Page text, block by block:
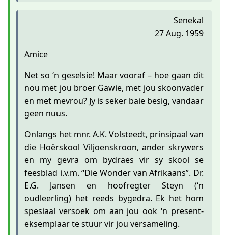
Senekal
27 Aug. 1959
Amice
Net so ‘n geselsie! Maar vooraf – hoe gaan dit
nou met jou broer Gawie, met jou skoonvader
en met mevrou? Jy is seker baie besig, vandaar
geen nuus.
Onlangs het mnr. A.K. Volsteedt, prinsipaal van
die Hoërskool Viljoenskroon, ander skrywers
en my gevra om bydraes vir sy skool se
feesblad i.v.m. “Die Wonder van Afrikaans”. Dr.
E.G. Jansen en hoofregter Steyn (‘n
oudleerling) het reeds bygedra. Ek het hom
spesiaal versoek om aan jou ook ‘n present-
eksemplaar te stuur vir jou versameling.